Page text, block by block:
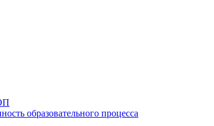
образовательного процесса